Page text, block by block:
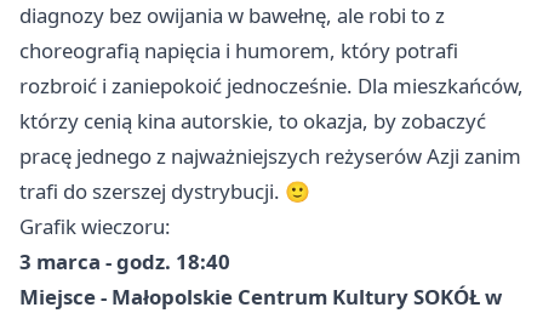
diagnozy bez owijania w bawełnę, ale robi to z
choreografią napięcia i humorem, który potrafi
rozbroić i zaniepokoić jednocześnie. Dla mieszkańców,
którzy cenią kina autorskie, to okazja, by zobaczyć
pracę jednego z najważniejszych reżyserów Azji zanim
trafi do szerszej dystrybucji. 🙂
Grafik wieczoru:
3 marca - godz. 18:40
Miejsce - Małopolskie Centrum Kultury SOKÓŁ w